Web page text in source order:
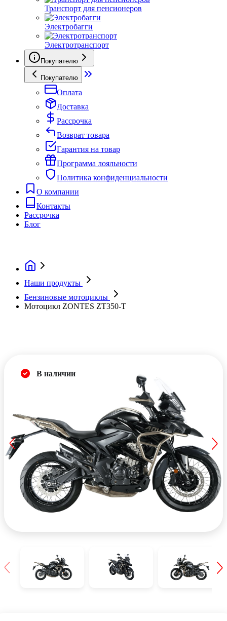
Транспорт для пенсионеров
Электробагги
Электротранспорт
Покупателю
Покупателю
Оплата
Доставка
Рассрочка
Возврат товара
Гарантия на товар
Программа лояльности
Политика конфиденциальности
О компании
Контакты
Рассрочка
Блог
Наши продукты
Бензиновые мотоциклы
Мотоцикл ZONTES ZT350-T
В наличии